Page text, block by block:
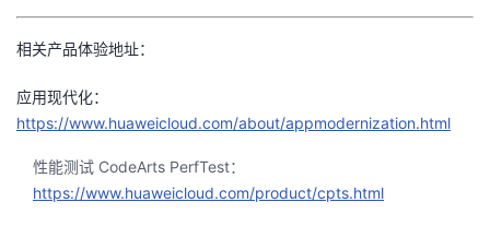
相关产品体验地址：
应用现代化：
https://www.huaweicloud.com/about/appmodernization.html
性能测试 CodeArts PerfTest：
https://www.huaweicloud.com/product/cpts.html